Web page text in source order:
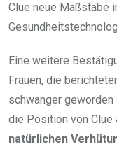
Clue neue Maßstäbe
Eine weitere
Frauen, die
schwanger
die Position von
natürlichen